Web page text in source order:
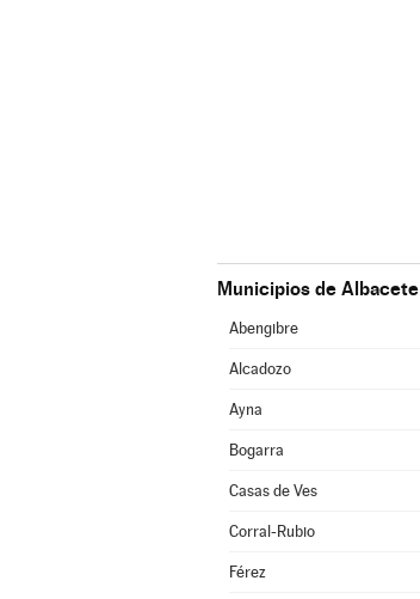
Municipios de Albacete
Abengibre
Alcadozo
Ayna
Bogarra
Casas de Ves
Corral-Rubio
Férez